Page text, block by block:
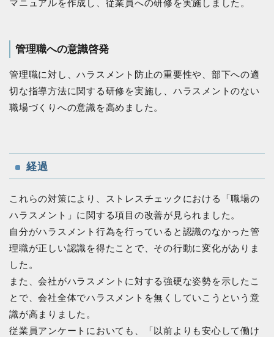
マニュアルを作成し、従業員への研修を実施しました。
管理職への意識啓発
管理職に対し、ハラスメント防止の重要性や、部下への適
切な指導方法に関する研修を実施し、ハラスメントのない
職場づくりへの意識を高めました。
経過
これらの対策により、ストレスチェックにおける「職場の
ハラスメント」に関する項目の改善が見られました。
自分がハラスメント行為を行っていると認識のなかった管
理職が正しい認識を得たことで、その行動に変化がありま
した。
また、会社がハラスメントに対する強硬な姿勢を示したこ
とで、会社全体でハラスメントを無くしていこうという意
識が高まりました。
従業員アンケートにおいても、「以前よりも安心して働け